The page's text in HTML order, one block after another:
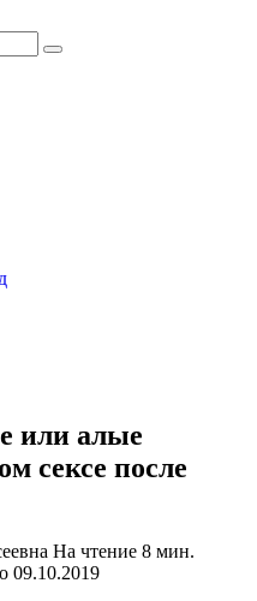
или алые
сексе после
На чтение 8 мин.
09.10.2019